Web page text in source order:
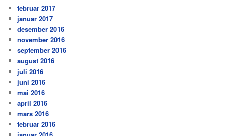
februar 2017
januar 2017
desember 2016
november 2016
september 2016
august 2016
juli 2016
juni 2016
mai 2016
april 2016
mars 2016
februar 2016